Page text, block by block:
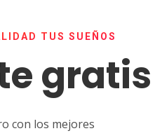
TUS SUEÑOS
gratis
con los mejores